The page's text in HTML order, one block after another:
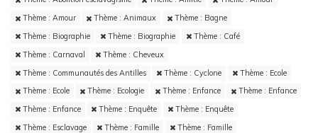
Thème : Amour
Thème : Animaux
Thème : Bagne
Thème : Biographie
Thème : Biographie
Thème : Café
Thème : Carnaval
Thème : Cheveux
Thème : Communautés des Antilles
Thème : Cyclone
Thème : Ecole
Thème : Ecole
Thème : Ecologie Thème : Enfance
Thème : Enfance
Thème : Enfance
Thème : Enquête
Thème : Enquête
Thème : Esclavage
Thème : Famille
Thème : Famille